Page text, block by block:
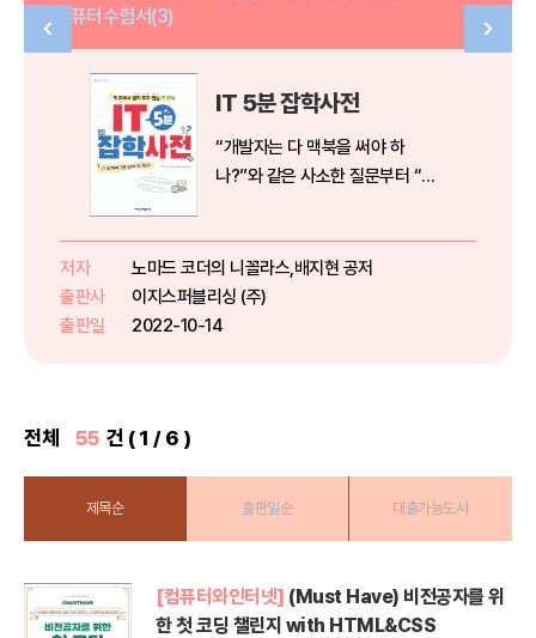
컴퓨터수험서(3)
IT 5분 잡학사전
“개발자는 다 맥북을 써야 하
나?”와 같은 사소한 질문부터 “서
질문을 5분 안에 해결해 주는 IT 잡
학사전이 나왔다!IT 분야 직장에서
일하는 나… 요즘 주변에 이상한 ...
저자
노마드 코더의 니꼴라스,배지현 공저
출판사
이지스퍼블리싱 (주)
출판일
2022-10-14
전체 55 건 ( 1 / 6 )
제목순 출판일순 대출가능도서
[컴퓨터와인터넷] (Must Have) 비전공자를 위
한 첫 코딩 챌린지 with HTML&CSS